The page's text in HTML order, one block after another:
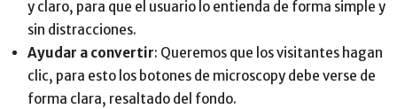
y claro, para que el usuario lo entienda de forma simple y
sin distracciones.
Ayudar a convertir: Queremos que los visitantes hagan
clic, para esto los botones de microscopy debe verse de
forma clara, resaltado del fondo.